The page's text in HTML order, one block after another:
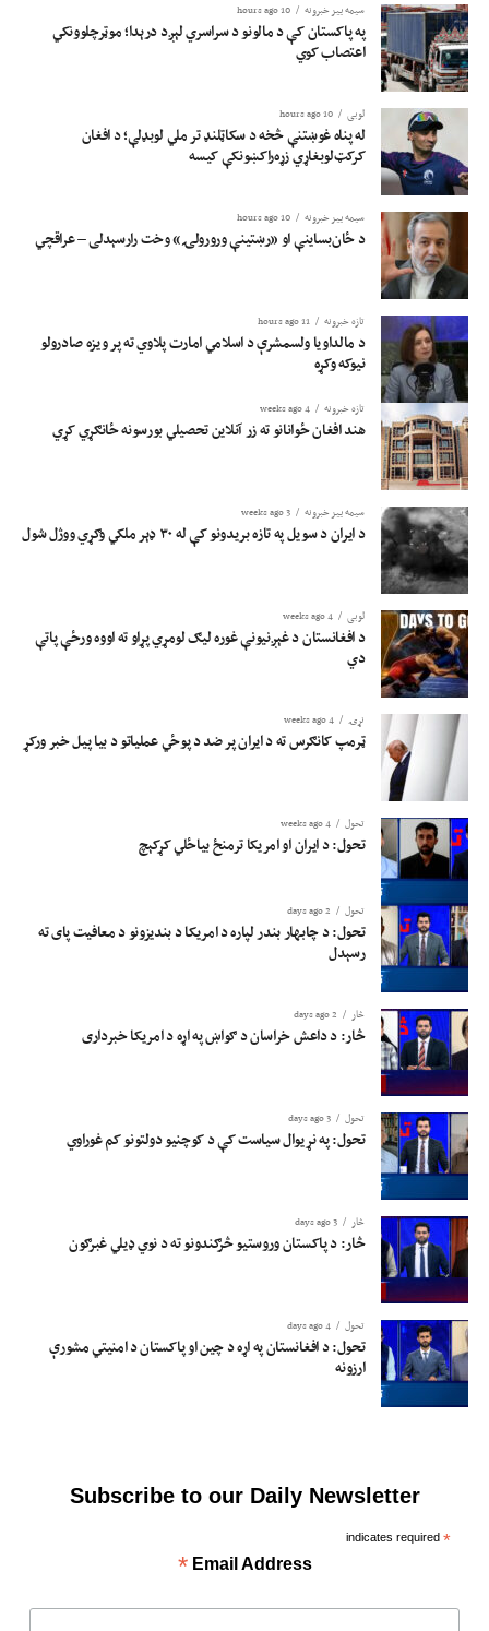
سیمه ییز خبرونه 10 hours ago
په پاکستان کې د مالونو د سراسري لېږد درېدا؛ موټرچلوونکي
اعتصاب کوي
لوبی 10 hours ago
له پناه غوښتنې څخه د سکاټلنډ تر ملي لوبډلې؛ د افغان
کرکټ‌لوبغاړي زړه‌راکښونکې کیسه
سیمه ییز خبرونه 10 hours ago
د ځان‌بساینې او «رښتینې ورورولۍ» وخت رارسېدلی – عراقچي
تازه خبرونه 11 hours ago
د مالداویا ولسمشرې د اسلامي امارت پلاوي ته پر ویزه صادرولو
نیوکه وکړه
تازه خبرونه 4 weeks ago
هند افغان ځوانانو ته زر آنلاین تحصیلي بورسونه ځانګړي کړي
سیمه ییز خبرونه 3 weeks ago
د ایران د سویل په تازه بریدونو کې له ۳۰ ډېر ملکي وګړي ووژل شول
لوبی 4 weeks ago
د افغانستان د غېږنیونې غوره لیګ لومړي پړاو ته اووه ورځې پاتې
دي
نړۍ 4 weeks ago
ټرمپ کانګرس ته د ایران پر ضد د پوځي عملیاتو د بیا پیل خبر ورکړ
تحول 4 weeks ago
تحول: د ایران او امریکا ترمنځ بیاځلي کړکېچ
تحول 2 days ago
تحول: د چابهار بندر لپاره د امریکا د بندیزونو د معافیت پای ته
رسېدل
څار 2 days ago
څار: د داعش خراسان د ګواښ په اړه د امریکا خبرداری
تحول 3 days ago
تحول: په نړیوال سیاست کې د کوچنیو دولتونو کم غوراوي
څار 3 days ago
څار: د پاکستان وروستیو څرګندونو ته د نوي ډیلي غبرګون
تحول 4 days ago
تحول: د افغانستان په اړه د چین او پاکستان د امنیتي مشورې
ارزونه
Subscribe to our Daily Newsletter
*
indicates required
Email Address
*